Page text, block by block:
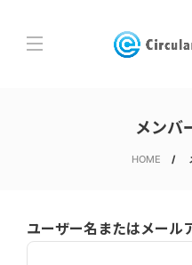
メンバ
HOME
ユーザー名またはメール